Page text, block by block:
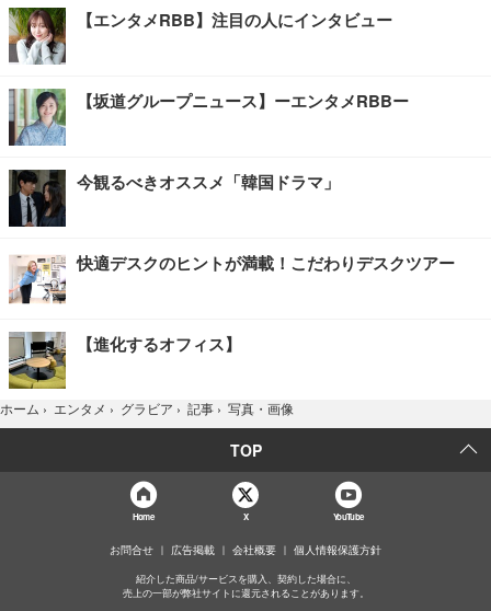
【エンタメRBB】注目の人にインタビュー
【坂道グループニュース】ーエンタメRBBー
今観るべきオススメ「韓国ドラマ」
快適デスクのヒントが満載！こだわりデスクツアー
【進化するオフィス】
ホーム › エンタメ › グラビア › 記事 › 写真・画像
TOP
Home X YouTube
お問合せ 広告掲載 会社概要 個人情報保護方針
紹介した商品/サービスを購入、契約した場合に、
売上の一部が弊社サイトに還元されることがあります。